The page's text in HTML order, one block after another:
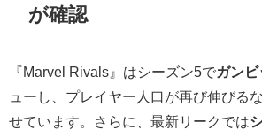
が確認
『Marvel Rivals』はシーズン5でガンビ
ューし、プレイヤー人口が再び伸びる
せています。さらに、最新リークでは